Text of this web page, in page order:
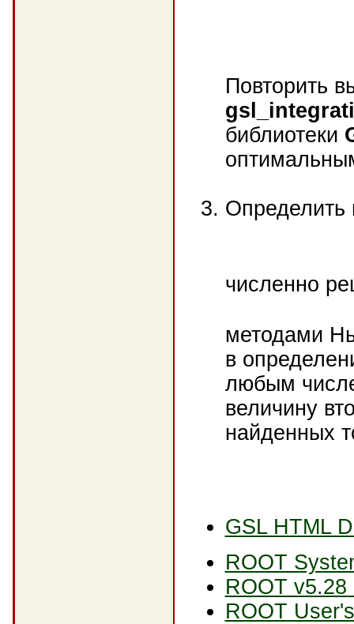
Повторить
библиотеки
Определить
численно
методами
в
любым
величину
найденных
GSL HTML
ROOT
ROOT
ROOT